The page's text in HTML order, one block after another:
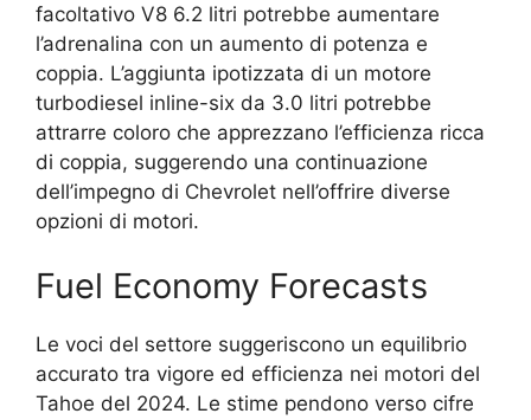
facoltativo V8 6.2 litri potrebbe aumentare
l’adrenalina con un aumento di potenza e
coppia. L’aggiunta ipotizzata di un motore
turbodiesel inline-six da 3.0 litri potrebbe
attrarre coloro che apprezzano l’efficienza ricca
di coppia, suggerendo una continuazione
dell’impegno di Chevrolet nell’offrire diverse
opzioni di motori.
Fuel Economy Forecasts
Le voci del settore suggeriscono un equilibrio
accurato tra vigore ed efficienza nei motori del
Tahoe del 2024. Le stime pendono verso cifre